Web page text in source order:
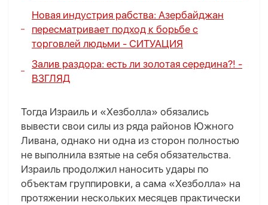
Новая индустрия рабства: Азербайджан
пересматривает подход к борьбе с
торговлей людьми - СИТУАЦИЯ
Залив раздора: есть ли золотая середина?! -
ВЗГЛЯД
Тогда Израиль и «Хезболла» обязались
вывести свои силы из ряда районов Южного
Ливана, однако ни одна из сторон полностью
не выполнила взятые на себя обязательства.
Израиль продолжил наносить удары по
объектам группировки, а сама «Хезболла» на
протяжении нескольких месяцев практически